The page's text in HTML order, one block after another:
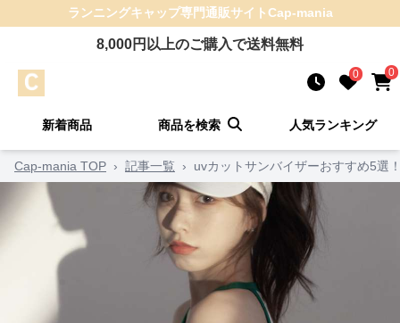
ランニングキャップ専門通販サイトCap-mania
8,000円以上のご購入で送料無料
0 0
新着商品 商品を検索 人気ランキング
Cap-mania TOP › 記事一覧 › uvカットサンバイザーおすすめ5選